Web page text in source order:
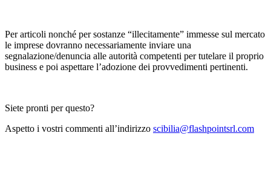
Per articoli nonché per sostanze “illecitamente” immesse sul mercato
le imprese dovranno necessariamente inviare una
segnalazione/denuncia alle autorità competenti per tutelare il proprio
business e poi aspettare l’adozione dei provvedimenti pertinenti.
Siete pronti per questo?
Aspetto i vostri commenti all’indirizzo scibilia@flashpointsrl.com